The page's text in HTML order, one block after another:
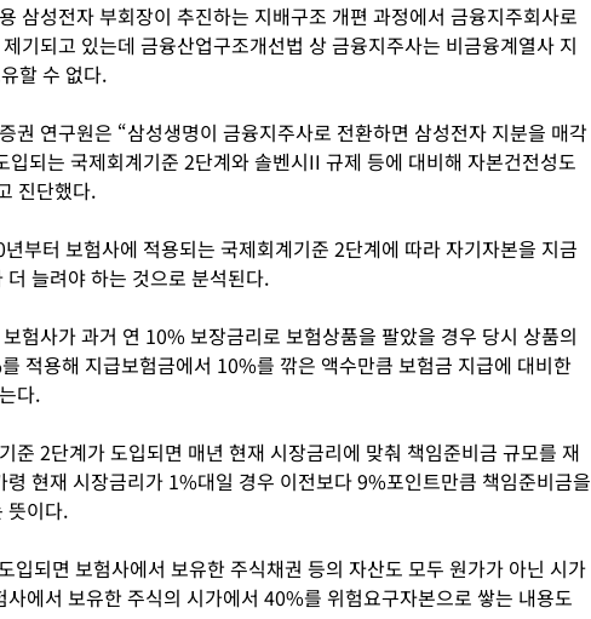
삼성전자 부회장이 추진하는 지배구조 개편 과정에서 금융지주회사로
기되고 있는데 금융산업구조개선법 상 금융지주사는 비금융계열사 지
할 수 없다.
권 연구원은 “삼성생명이 금융지주사로 전환하면 삼성전자 지분을 매각
입되는 국제회계기준 2단계와 솔벤시II 규제 등에 대비해 자본건전성도
진단했다.
부터 보험사에 적용되는 국제회계기준 2단계에 따라 자기자본을 지금
더 늘려야 하는 것으로 분석된다.
험사가 과거 연 10% 보장금리로 보험상품을 팔았을 경우 당시 상품의
적용해 지급보험금에서 10%를 깎은 액수만큼 보험금 지급에 대비한
다.
준 2단계가 도입되면 매년 현재 시장금리에 맞춰 책임준비금 규모를 재
령 현재 시장금리가 1%대일 경우 이전보다 9%포인트만큼 책임준비금을
뜻이다.
입되면 보험사에서 보유한 주식채권 등의 자산도 모두 원가가 아닌 시가
사에서 보유한 주식의 시가에서 40%를 위험요구자본으로 쌓는 내용도